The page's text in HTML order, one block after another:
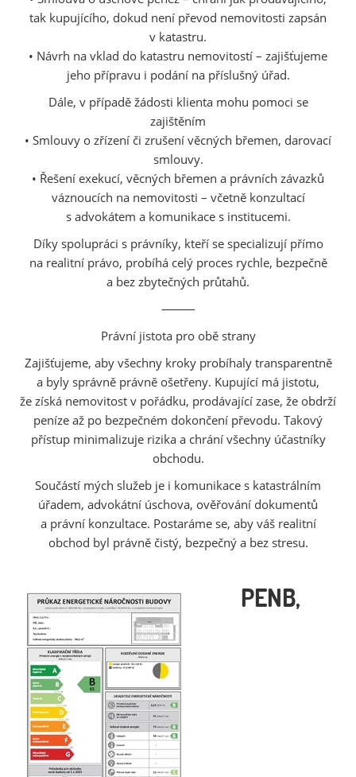
tak kupujícího, dokud není převod nemovitosti zapsán
v katastru.
• Návrh na vklad do katastru nemovitostí – zajišťujeme
jeho přípravu i podání na příslušný úřad.
Dále, v případě žádosti klienta mohu pomoci se
zajištěním
• Smlouvy o zřízení či zrušení věcných břemen, darovací
smlouvy.
• Řešení exekucí, věcných břemen a právních závazků
váznoucích na nemovitosti – včetně konzultací
s advokátem a komunikace s institucemi.
Díky spolupráci s právníky, kteří se specializují přímo
na realitní právo, probíhá celý proces rychle, bezpečně
a bez zbytečných průtahů.
⸻
Právní jistota pro obě strany
Zajišťujeme, aby všechny kroky probíhaly transparentně
a byly správně právně ošetřeny. Kupující má jistotu,
že získá nemovitost v pořádku, prodávající zase, že obdrží
peníze až po bezpečném dokončení převodu. Takový
přístup minimalizuje rizika a chrání všechny účastníky
obchodu.
Součástí mých služeb je i komunikace s katastrálním
úřadem, advokátní úschova, ověřování dokumentů
a právní konzultace. Postaráme se, aby váš realitní
obchod byl právně čistý, bezpečný a bez stresu.
PENB,